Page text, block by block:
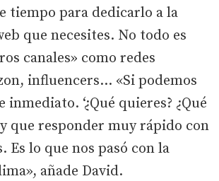
tiempo para dedicarlo a la
que necesites. No todo es
canales» como redes
influencers... «Si podemos
inmediato. ‘¿Qué quieres? ¿Qué
que responder muy rápido con
Es lo que nos pasó con la
añade David.